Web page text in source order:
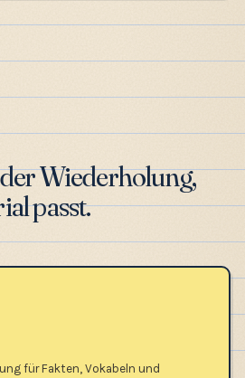
Wiederholung,
passt.
für Fakten, Vokabeln und